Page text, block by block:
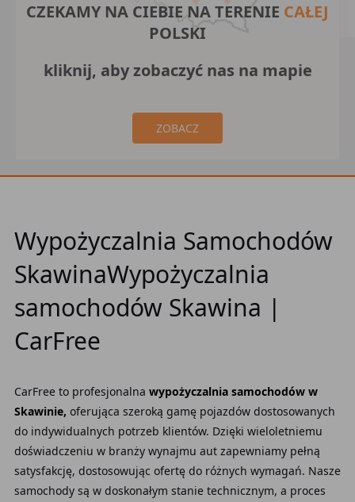
CZEKAMY NA CIEBIE NA TERENIE CAŁEJ
POLSKI
kliknij, aby zobaczyć nas na mapie
ZOBACZ
Wypożyczalnia Samochodów
SkawinaWypożyczalnia
samochodów Skawina |
CarFree
CarFree to profesjonalna wypożyczalnia samochodów w
Skawinie, oferująca szeroką gamę pojazdów dostosowanych
do indywidualnych potrzeb klientów. Dzięki wieloletniemu
doświadczeniu w branży wynajmu aut zapewniamy pełną
satysfakcję, dostosowując ofertę do różnych wymagań. Nasze
samochody są w doskonałym stanie technicznym, a proces